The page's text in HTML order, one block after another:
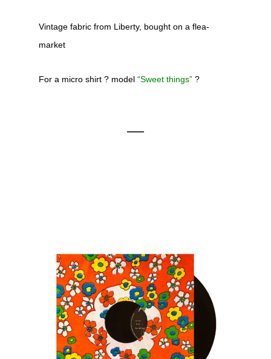
Vintage fabric from Liberty, bought on a flea-
market
For a micro shirt ? model“Sweet things” ?